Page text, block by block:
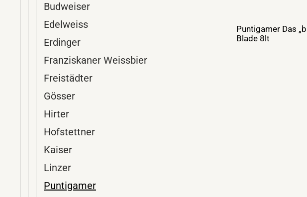
Budweiser
Edelweiss
Erdinger
Franziskaner Weissbier
Freistädter
Gösser
Hirter
Hofstettner
Kaiser
Linzer
Puntigamer
Puntigamer Das
Blade 8lt